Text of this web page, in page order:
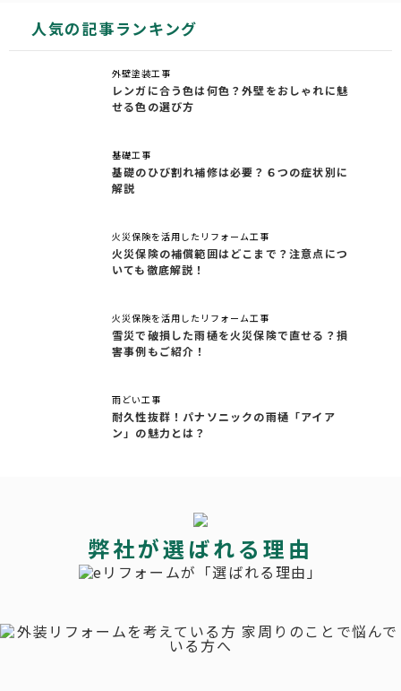
人気の記事ランキング
外壁塗装工事
レンガに合う色は何色？外壁をおしゃれに魅
せる色の選び方
基礎工事
基礎のひび割れ補修は必要？６つの症状別に
解説
火災保険を活用したリフォーム工事
火災保険の補償範囲はどこまで？注意点につ
いても徹底解説！
火災保険を活用したリフォーム工事
雪災で破損した雨樋を火災保険で直せる？損
害事例もご紹介！
雨どい工事
耐久性抜群！パナソニックの雨樋「アイア
ン」の魅力とは？
弊社が選ばれる理由